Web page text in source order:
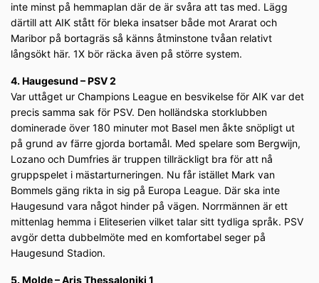
inte minst på hemmaplan där de är svåra att tas med. Lägg
därtill att AIK stått för bleka insatser både mot Ararat och
Maribor på bortagräs så känns åtminstone tvåan relativt
långsökt här. 1X bör räcka även på större system.
4. Haugesund – PSV 2
Var uttåget ur Champions League en besvikelse för AIK var det
precis samma sak för PSV. Den holländska storklubben
dominerade över 180 minuter mot Basel men åkte snöpligt ut
på grund av färre gjorda bortamål. Med spelare som Bergwijn,
Lozano och Dumfries är truppen tillräckligt bra för att nå
gruppspelet i mästarturneringen. Nu får istället Mark van
Bommels gäng rikta in sig på Europa League. Där ska inte
Haugesund vara något hinder på vägen. Norrmännen är ett
mittenlag hemma i Eliteserien vilket talar sitt tydliga språk. PSV
avgör detta dubbelmöte med en komfortabel seger på
Haugesund Stadion.
5. Molde – Aris Thessaloniki 1